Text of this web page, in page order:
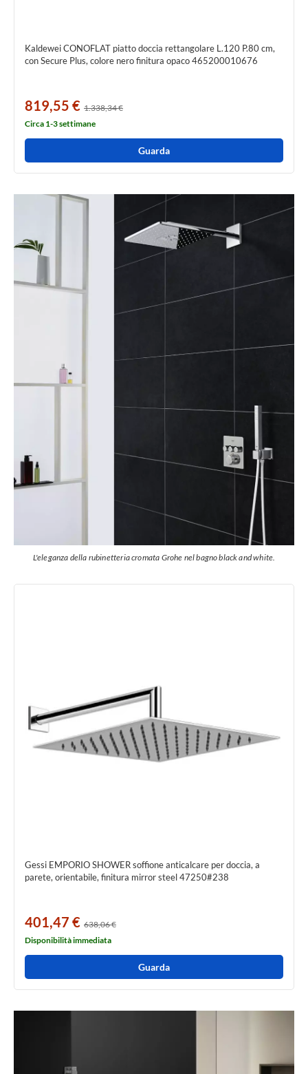
Kaldewei CONOFLAT piatto doccia rettangolare L.120 P.80 cm,
con Secure Plus, colore nero finitura opaco 465200010676
819,55 € 1.338,34 €
Circa 1-3 settimane
Guarda
L'eleganza della rubinetteria cromata Grohe nel bagno black and white.
Gessi EMPORIO SHOWER soffione anticalcare per doccia, a
parete, orientabile, finitura mirror steel 47250#238
401,47 € 638,06 €
Disponibilità immediata
Guarda